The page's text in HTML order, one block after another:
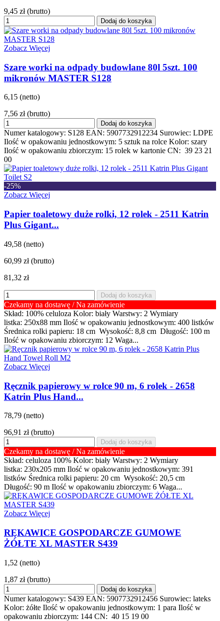
9,45 zł (brutto)
Dodaj do koszyka
Zobacz Więcej
Szare worki na odpady budowlane 80l 5szt. 100
mikronów MASTER S128
6,15 (netto)
7,56 zł (brutto)
Dodaj do koszyka
Numer katalogowy: S128 EAN: 5907732912234 Surowiec: LDPE
Ilość w opakowaniu jednostkowym: 5 sztuk na rolce Kolor: szary
Ilość w opakowaniu zbiorczym: 15 rolek w kartonie CN: 39 23 21
00
-25%
Zobacz Więcej
Papier toaletowy duże rolki, 12 rolek - 2511 Katrin
Plus Gigant...
49,58 (netto)
60,99 zł (brutto)
81,32 zł
Dodaj do koszyka
Czekamy na dostawę / Na zamówienie
Skład: 100% celuloza Kolor: biały Warstwy: 2 Wymiary
listka: 250x88 mm Ilość w opakowaniu jednostkowym: 400 listków
Średnica rolki papieru: 18 cm Wysokość: 8,8 cm Długość: 100 m
Ilość w opakowaniu zbiorczym: 12 Waga...
Zobacz Więcej
Ręcznik papierowy w rolce 90 m, 6 rolek - 2658
Katrin Plus Hand...
78,79 (netto)
96,91 zł (brutto)
Dodaj do koszyka
Czekamy na dostawę / Na zamówienie
Skład: celuloza 100% Kolor: biały Warstwy: 2 Wymiary
listka: 230x205 mm Ilość w opakowaniu jednostkowym: 391
listków Średnica rolki papieru: 20 cm Wysokość: 20,5 cm
Długość: 90 m Ilość w opakowaniu zbiorczym: 6 Waga...
Zobacz Więcej
RĘKAWICE GOSPODARCZE GUMOWE
ŻÓŁTE XL MASTER S439
1,52 (netto)
1,87 zł (brutto)
Dodaj do koszyka
Numer katalogowy: S439 EAN: 5907732912456 Surowiec: lateks
Kolor: żółte Ilość w opakowaniu jednostkowym: 1 para Ilość w
opakowaniu zbiorczym: 144 CN: 40 15 19 00